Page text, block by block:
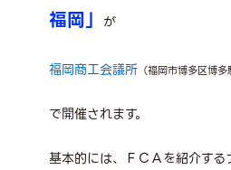
福岡」 が
福岡商工会議所（福岡市博多区博
で開催されます。
基本的には、ＦＣＡを紹介する